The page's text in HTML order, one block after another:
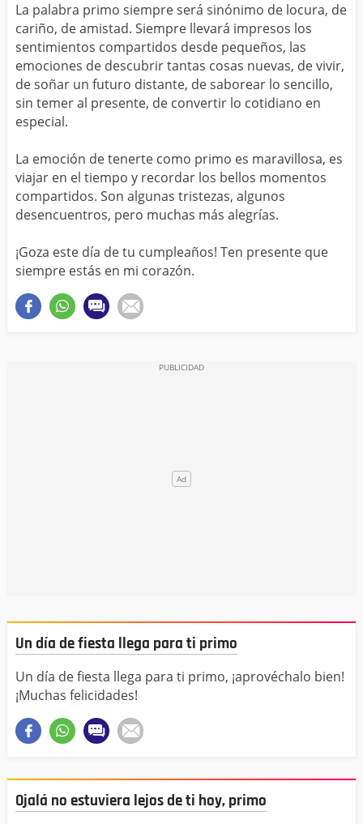
La palabra primo siempre será sinónimo de locura, de
cariño, de amistad. Siempre llevará impresos los
sentimientos compartidos desde pequeños, las
emociones de descubrir tantas cosas nuevas, de vivir,
de soñar un futuro distante, de saborear lo sencillo,
sin temer al presente, de convertir lo cotidiano en
especial.
La emoción de tenerte como primo es maravillosa, es
viajar en el tiempo y recordar los bellos momentos
compartidos. Son algunas tristezas, algunos
desencuentros, pero muchas más alegrías.
¡Goza este día de tu cumpleaños! Ten presente que
siempre estás en mi corazón.
Un día de fiesta llega para ti primo
Un día de fiesta llega para ti primo, ¡aprovéchalo bien!
¡Muchas felicidades!
Ojalá no estuviera lejos de ti hoy, primo